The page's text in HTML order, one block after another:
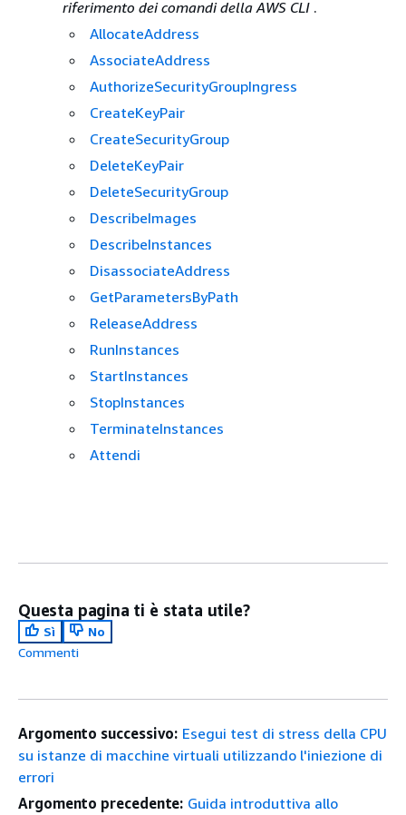
riferimento dei comandi della AWS CLI .
AllocateAddress
AssociateAddress
AuthorizeSecurityGroupIngress
CreateKeyPair
CreateSecurityGroup
DeleteKeyPair
DeleteSecurityGroup
DescribeImages
DescribeInstances
DisassociateAddress
GetParametersByPath
ReleaseAddress
RunInstances
StartInstances
StopInstances
TerminateInstances
Attendi
Questa pagina ti è stata utile?
Sì
No
Commenti
Argomento successivo: Esegui test di stress della CPU
su istanze di macchine virtuali utilizzando l'iniezione di
errori
Argomento precedente: Guida introduttiva allo